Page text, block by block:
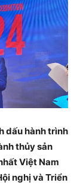
dấu hành trình
thủy sản
Việt Nam
nghị và Triển